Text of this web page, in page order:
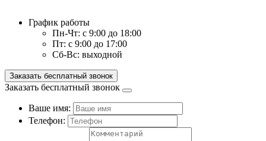
График работы
Пн-Чт: с 9:00 до 18:00
Пт: с 9:00 до 17:00
Сб-Вс: выходной
Заказать бесплатный звонок
Заказать бесплатный звонок
Ваше имя:
Телефон: